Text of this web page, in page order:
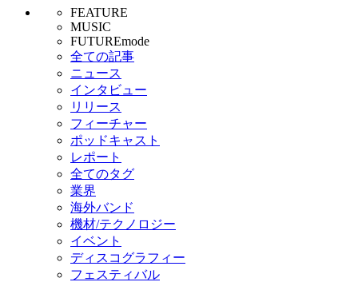
FEATURE
MUSIC
FUTUREmode
全ての記事
ニュース
インタビュー
リリース
フィーチャー
ポッドキャスト
レポート
全てのタグ
業界
海外バンド
機材/テクノロジー
イベント
ディスコグラフィー
フェスティバル